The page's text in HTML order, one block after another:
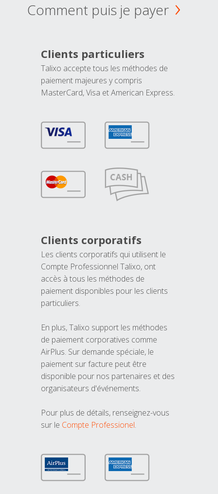
Comment puis je payer
Clients particuliers
Talixo accepte tous les méthodes de
paiement majeures y compris
MasterCard, Visa et American Express.
Clients corporatifs
Les clients corporatifs qui utilisent le
Compte Professionnel Talixo, ont
accès à tous les méthodes de
paiement disponibles pour les clients
particuliers.
En plus, Talixo support les méthodes
de paiement corporatives comme
AirPlus. Sur demande spéciale, le
paiement sur facture peut être
disponible pour nos partenaires et des
organisateurs d'événements.
Pour plus de détails, renseignez-vous
sur le Compte Professionel.